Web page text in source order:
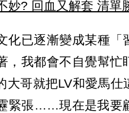
? 回血又解套 清單
已逐漸變成某種「
，我都會不自覺幫忙
哥就把LV和愛馬仕
緊張……現在是我要